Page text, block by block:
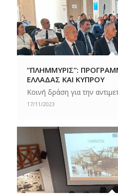
“ΠΛΗΜΜΥΡΙΣ”:
ΕΛΛΑΔΑΣ ΚΑΙ ΚΥΠΡΟΥ
Κοινή δράση για την
17/11/2023